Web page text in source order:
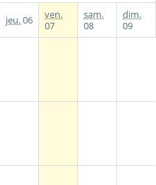
jeu.06
ven.
07
sam.
08
dim.
09